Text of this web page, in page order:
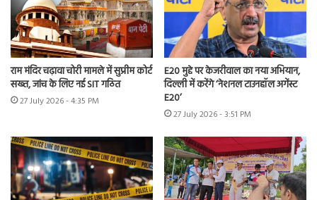
राम मंदिर चढ़ावा चोरी मामले में सुप्रीम कोर्ट
सख्त, जांच के लिए नई SIT गठित
27 July 2026 - 4:35 PM
E20 मुद्दे पर केजरीवाल का नया अभियान,
दिल्ली में करेंगे ‘नेशनल टाउनहॉल अगेंस्ट
E20’
27 July 2026 - 3:51 PM